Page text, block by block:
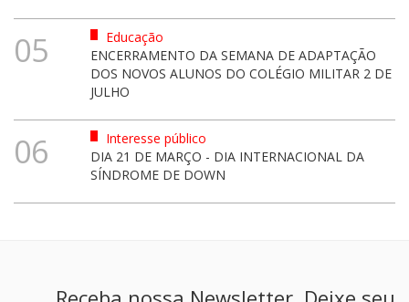
05
Educação
ENCERRAMENTO DA SEMANA DE ADAPTAÇÃO
DOS NOVOS ALUNOS DO COLÉGIO MILITAR 2 DE
JULHO
06
Interesse público
DIA 21 DE MARÇO - DIA INTERNACIONAL DA
SÍNDROME DE DOWN